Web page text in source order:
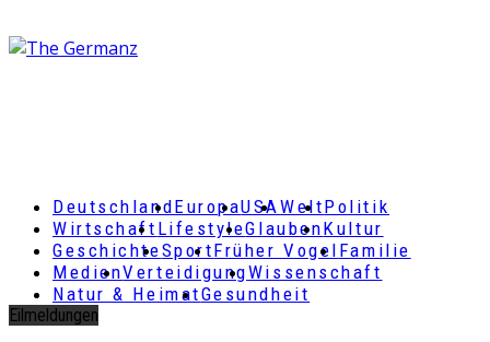
DeutschlandEuropaUSAWeltPolitik
Wirtschaft LifestyleGlaubenKultur
GeschichteSportFrüher Vogel Familie
MedienVerteidigungWissenschaft
Natur & HeimatGesundheit
Eilmeldungen